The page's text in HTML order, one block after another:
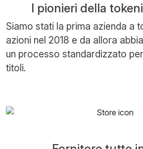
I pionieri della
Siamo stati la prima azienda a
azioni nel 2018 e da allora
un processo standardizzato
titoli.